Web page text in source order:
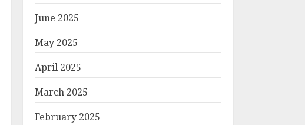
June 2025
May 2025
April 2025
March 2025
February 2025